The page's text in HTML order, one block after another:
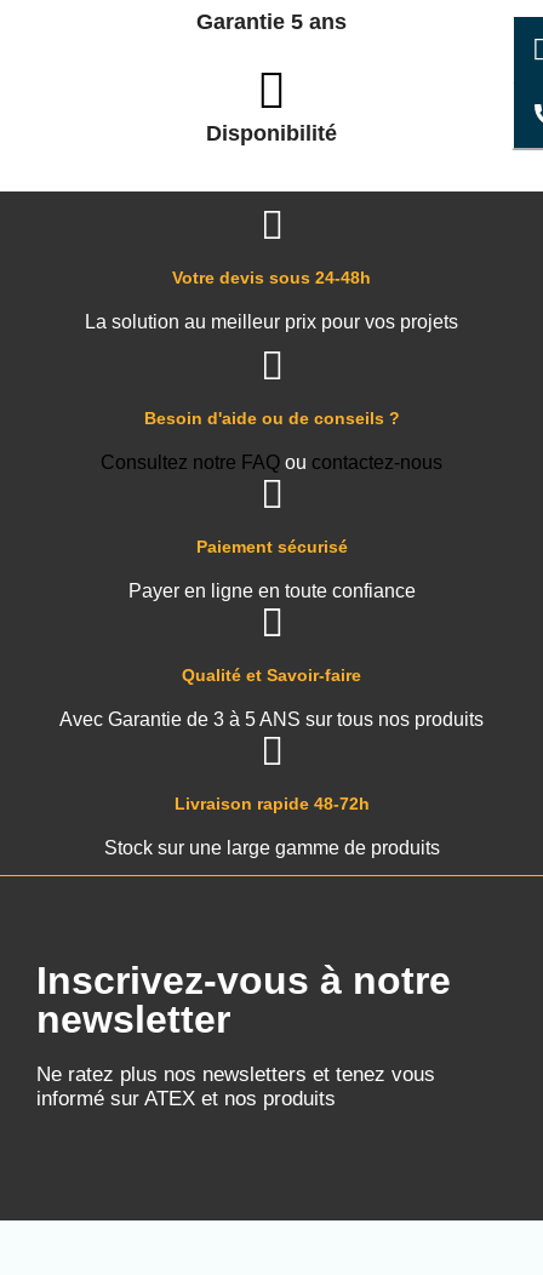
Garantie 5 ans
Disponibilité
Livraison rapide 48-72h
Stock sur une large gamme de produits
Qualité et Savoir-faire
Avec Garantie de 3 à 5 ANS sur tous nos produits
Paiement sécurisé
Payer en ligne en toute confiance
Besoin d'aide ou de conseils ?
Consultez notre FAQ ou contactez-nous
Votre devis sous 24-48h
La solution au meilleur prix pour vos projets
Inscrivez-vous à notre
newsletter
Ne ratez plus nos newsletters et tenez vous
informé sur ATEX et nos produits